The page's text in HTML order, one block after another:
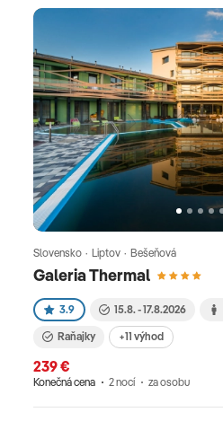
Galeria Thermal
Slovensko · Liptov · Bešeňová
3.9 15.8. - 17.8.2026
Raňajky +11 výhod
239 €
Konečná cena 2 nocí za osobu